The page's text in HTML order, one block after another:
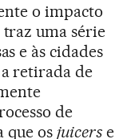
o impacto
uma série
e às cidades
retirada de
de
que osjuicers e